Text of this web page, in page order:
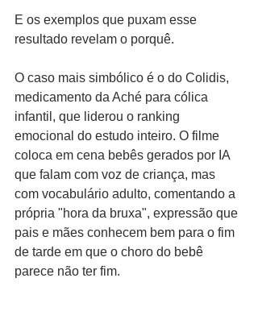
E os exemplos que puxam esse
resultado revelam o porquê.
O caso mais simbólico é o do Colidis,
medicamento da Aché para cólica
infantil, que liderou o ranking
emocional do estudo inteiro. O filme
coloca em cena bebês gerados por IA
que falam com voz de criança, mas
com vocabulário adulto, comentando a
própria "hora da bruxa", expressão que
pais e mães conhecem bem para o fim
de tarde em que o choro do bebê
parece não ter fim.